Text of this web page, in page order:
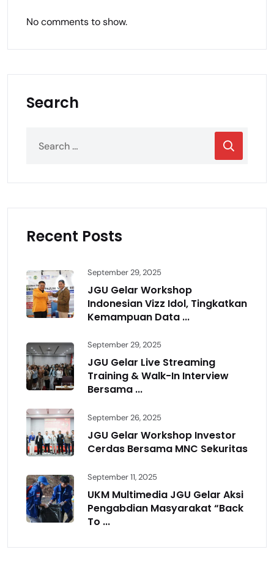
No comments to show.
Search
Recent Posts
September 29, 2025
JGU Gelar Workshop
Indonesian Vizz Idol, Tingkatkan
Kemampuan Data ...
September 29, 2025
JGU Gelar Live Streaming
Training & Walk-In Interview
Bersama ...
September 26, 2025
JGU Gelar Workshop Investor
Cerdas Bersama MNC Sekuritas
September 11, 2025
UKM Multimedia JGU Gelar Aksi
Pengabdian Masyarakat “Back
To ...